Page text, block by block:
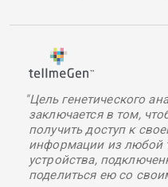
"Цель генетического
заключается в том,
получить доступ к
информации из любой
устройства,
поделиться ею со